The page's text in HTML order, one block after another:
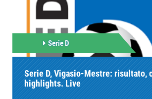
Serie D
Serie D, Vigasio-Mestre: risultato,
highlights. Live